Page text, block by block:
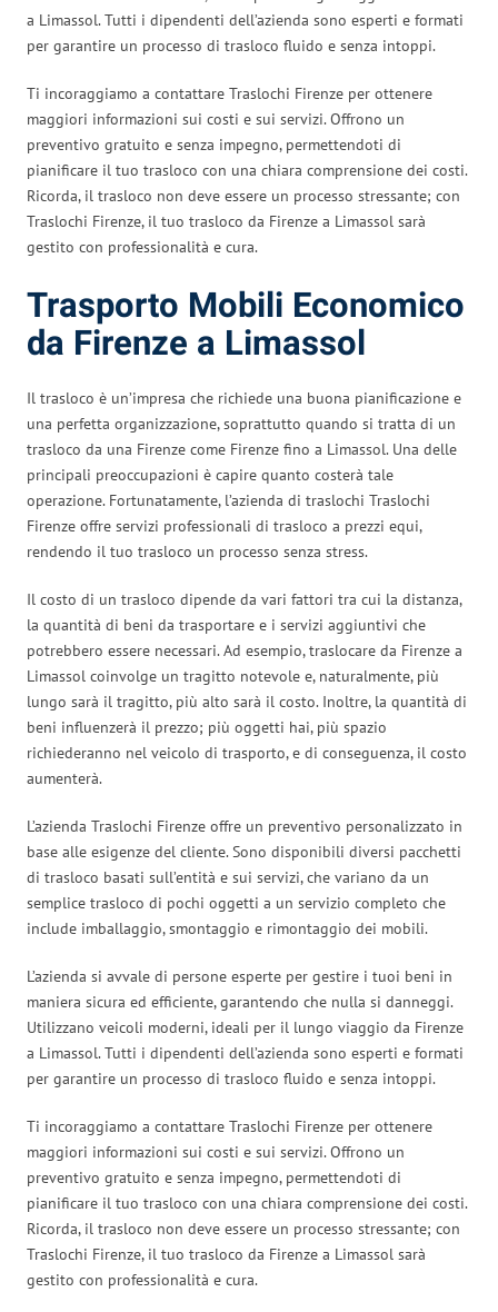
a Limassol. Tutti i dipendenti dell’azienda sono esperti e formati
per garantire un processo di trasloco fluido e senza intoppi.
Ti incoraggiamo a contattare Traslochi Firenze per ottenere
maggiori informazioni sui costi e sui servizi. Offrono un
preventivo gratuito e senza impegno, permettendoti di
pianificare il tuo trasloco con una chiara comprensione dei costi.
Ricorda, il trasloco non deve essere un processo stressante; con
Traslochi Firenze, il tuo trasloco da Firenze a Limassol sarà
gestito con professionalità e cura.
Trasporto Mobili Economico
da Firenze a Limassol
Il trasloco è un’impresa che richiede una buona pianificazione e
una perfetta organizzazione, soprattutto quando si tratta di un
trasloco da una Firenze come Firenze fino a Limassol. Una delle
principali preoccupazioni è capire quanto costerà tale
operazione. Fortunatamente, l’azienda di traslochi Traslochi
Firenze offre servizi professionali di trasloco a prezzi equi,
rendendo il tuo trasloco un processo senza stress.
Il costo di un trasloco dipende da vari fattori tra cui la distanza,
la quantità di beni da trasportare e i servizi aggiuntivi che
potrebbero essere necessari. Ad esempio, traslocare da Firenze a
Limassol coinvolge un tragitto notevole e, naturalmente, più
lungo sarà il tragitto, più alto sarà il costo. Inoltre, la quantità di
beni influenzerà il prezzo; più oggetti hai, più spazio
richiederanno nel veicolo di trasporto, e di conseguenza, il costo
aumenterà.
L’azienda Traslochi Firenze offre un preventivo personalizzato in
base alle esigenze del cliente. Sono disponibili diversi pacchetti
di trasloco basati sull’entità e sui servizi, che variano da un
semplice trasloco di pochi oggetti a un servizio completo che
include imballaggio, smontaggio e rimontaggio dei mobili.
L’azienda si avvale di persone esperte per gestire i tuoi beni in
maniera sicura ed efficiente, garantendo che nulla si danneggi.
Utilizzano veicoli moderni, ideali per il lungo viaggio da Firenze
a Limassol. Tutti i dipendenti dell’azienda sono esperti e formati
per garantire un processo di trasloco fluido e senza intoppi.
Ti incoraggiamo a contattare Traslochi Firenze per ottenere
maggiori informazioni sui costi e sui servizi. Offrono un
preventivo gratuito e senza impegno, permettendoti di
pianificare il tuo trasloco con una chiara comprensione dei costi.
Ricorda, il trasloco non deve essere un processo stressante; con
Traslochi Firenze, il tuo trasloco da Firenze a Limassol sarà
gestito con professionalità e cura.